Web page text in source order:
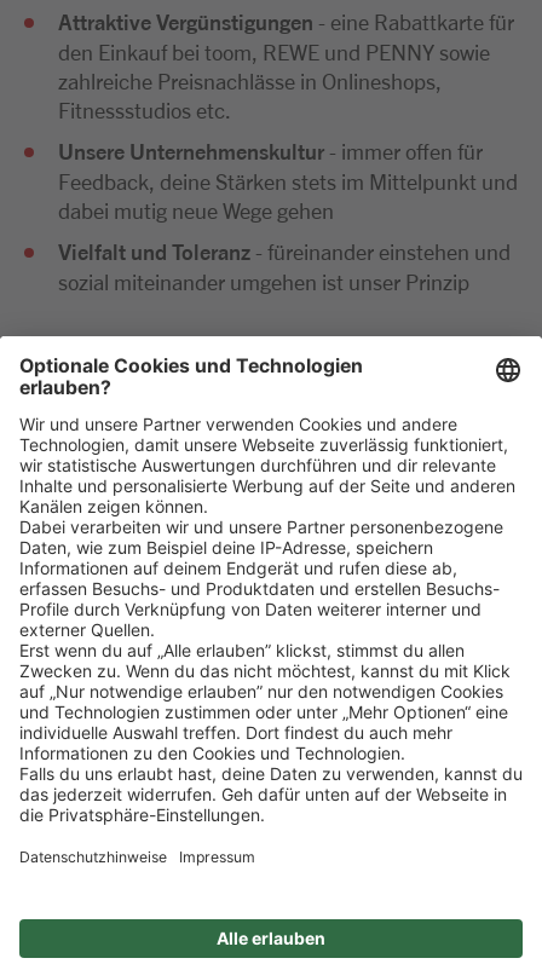
Attraktive Vergünstigungen - eine Rabattkarte für
den Einkauf bei toom, REWE und PENNY sowie
zahlreiche Preisnachlässe in Onlineshops,
Fitnessstudios etc.
Unsere Unternehmenskultur - immer offen für
Feedback, deine Stärken stets im Mittelpunkt und
dabei mutig neue Wege gehen
Vielfalt und Toleranz - füreinander einstehen und
sozial miteinander umgehen ist unser Prinzip
diese ausschließlich digital ein. Im Anschluss an deine
Bewerbung kommen wir zeitnah per E-Mail oder
telefonisch auf dich zu.
Klickehier, um alle offenen Jobs zu sehen.
Impressum Datenschutz
Privatsphäre-Einstellungen
FAQ
Veranstaltungen
Sitemap